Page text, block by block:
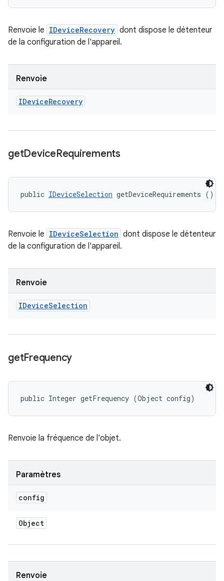
Renvoie le IDeviceRecovery dont dispose le détenteur
de la configuration de l'appareil.
Renvoie
IDeviceRecovery
getDeviceRequirements
public IDeviceSelection getDeviceRequirements ()
Renvoie le IDeviceSelection dont dispose le détenteur
de la configuration de l'appareil.
Renvoie
IDeviceSelection
getFrequency
public Integer getFrequency (Object config)
Renvoie la fréquence de l'objet.
Paramètres
config
Object
Renvoie